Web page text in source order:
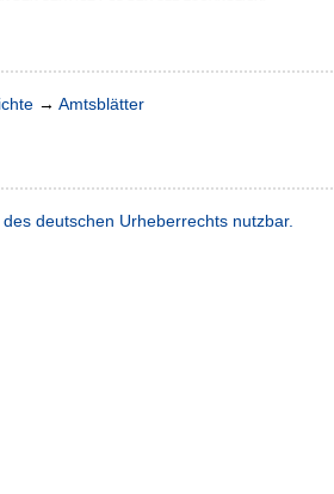
→ Amtsblätter
deutschen Urheberrechts nutzbar.